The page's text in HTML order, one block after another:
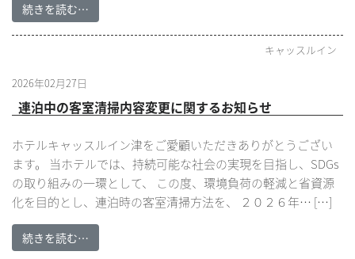
続きを読む…
キャッスルイン
2026年02月27日
連泊中の客室清掃内容変更に関するお知らせ
ホテルキャッスルイン津をご愛顧いただきありがとうござい
ます。 当ホテルでは、持続可能な社会の実現を目指し、SDGs
の取り組みの一環として、 この度、環境負荷の軽減と省資源
化を目的とし、連泊時の客室清掃方法を、 ２０２６年… […]
続きを読む…